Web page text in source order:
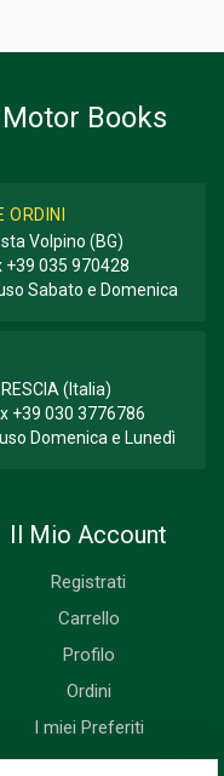
Books
ORDINI
Volpino (BG)
+39 035 970428
Sabato e Domenica
(Italia)
+39 030 3776786
Domenica e Lunedì
Il Mio Account
Registrati
Carrello
Profilo
Ordini
I miei Preferiti